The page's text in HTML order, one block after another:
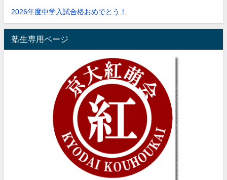
2026年度中学入試合格おめでとう！
塾生専用ページ